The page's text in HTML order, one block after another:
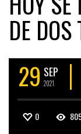
DE
29 SEP
2021
0